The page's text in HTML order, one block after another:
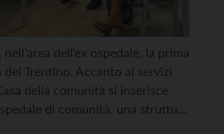
dell’ex ospedale, la prima
Trentino. Accanto ai servizi
della comunità si inserisce
di comunità, una struttura